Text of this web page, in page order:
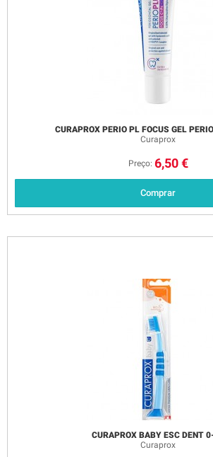
CURAPROX PERIO PL FOCUS GEL
Curaprox
Preço: 6,50 €
Comprar
CURAPROX BABY ESC DENT
Curaprox